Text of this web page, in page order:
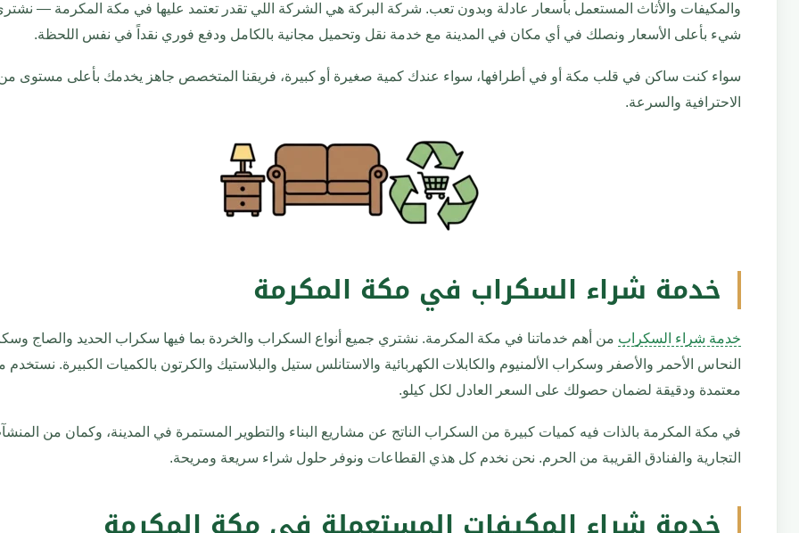
3 خدمة شراء المكيفات المستعملة في مكة المكرمة
4 خدمة شراء الأثاث المستعمل في مكة المكرمة
الأحياء اللي نغطيها في مكة المكرمة
تواصل معنا في مكة المكرمة
والمكيفات والأثاث المستعمل بأسعار عادلة وبدون تعب. شركة البركة هي الشركة اللي تقدر تعتمد عليها في مكة المكرمة —
شيء بأعلى الأسعار ونصلك في أي مكان في المدينة مع خدمة نقل وتحميل مجانية بالكامل ودفع فوري نقداً في نفس اللحظة.
سواء كنت ساكن في قلب مكة أو في أطرافها، سواء عندك كمية صغيرة أو كبيرة، فريقنا المتخصص جاهز يخدمك بأعلى مستوى
الاحترافية والسرعة.
خدمة شراء السكراب في مكة المكرمة
خدمة شراء السكراب من أهم خدماتنا في مكة المكرمة. نشتري جميع أنواع السكراب والخردة بما فيها سكراب الحديد والصاج
النحاس الأحمر والأصفر وسكراب الألمنيوم والكابلات الكهربائية والاستانلس ستيل والبلاستيك والكرتون بالكميات الكبيرة. نستخدم
معتمدة ودقيقة لضمان حصولك على السعر العادل لكل كيلو.
في مكة المكرمة بالذات فيه كميات كبيرة من السكراب الناتج عن مشاريع البناء والتطوير المستمرة في المدينة، وكمان من
التجارية والفنادق القريبة من الحرم. نحن نخدم كل هذي القطاعات ونوفر حلول شراء سريعة ومريحة.